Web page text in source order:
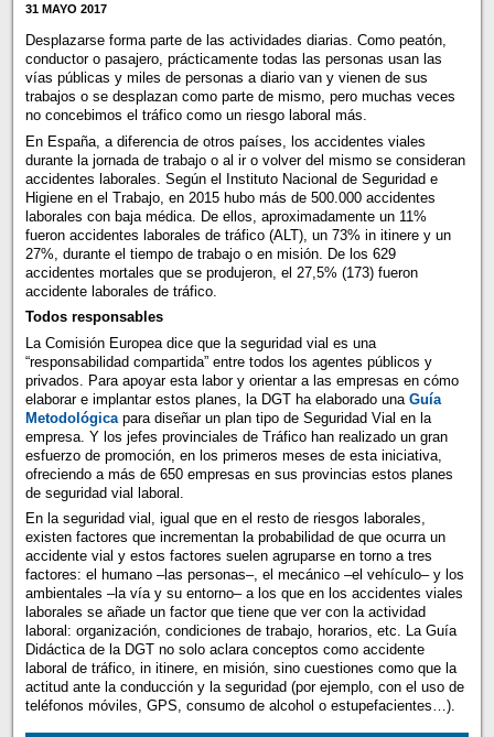
31 MAYO 2017
Desplazarse forma parte de las actividades diarias. Como peatón,
conductor o pasajero, prácticamente todas las personas usan las
vías públicas y miles de personas a diario van y vienen de sus
trabajos o se desplazan como parte de mismo, pero muchas veces
no concebimos el tráfico como un riesgo laboral más.
En España, a diferencia de otros países, los accidentes viales
durante la jornada de trabajo o al ir o volver del mismo se consideran
accidentes laborales. Según el Instituto Nacional de Seguridad e
Higiene en el Trabajo, en 2015 hubo más de 500.000 accidentes
laborales con baja médica. De ellos, aproximadamente un 11%
fueron accidentes laborales de tráfico (ALT), un 73% in itinere y un
27%, durante el tiempo de trabajo o en misión. De los 629
accidentes mortales que se produjeron, el 27,5% (173) fueron
accidente laborales de tráfico.
Todos responsables
La Comisión Europea dice que la seguridad vial es una
“responsabilidad compartida” entre todos los agentes públicos y
privados. Para apoyar esta labor y orientar a las empresas en cómo
elaborar e implantar estos planes, la DGT ha elaborado una Guía
Metodológicapara diseñar un plan tipo de Seguridad Vial en la
empresa. Y los jefes provinciales de Tráfico han realizado un gran
esfuerzo de promoción, en los primeros meses de esta iniciativa,
ofreciendo a más de 650 empresas en sus provincias estos planes
de seguridad vial laboral.
En la seguridad vial, igual que en el resto de riesgos laborales,
existen factores que incrementan la probabilidad de que ocurra un
accidente vial y estos factores suelen agruparse en torno a tres
factores: el humano –las personas–, el mecánico –el vehículo– y los
ambientales –la vía y su entorno– a los que en los accidentes viales
laborales se añade un factor que tiene que ver con la actividad
laboral: organización, condiciones de trabajo, horarios, etc. La Guía
Didáctica de la DGT no solo aclara conceptos como accidente
laboral de tráfico, in itinere, en misión, sino cuestiones como que la
actitud ante la conducción y la seguridad (por ejemplo, con el uso de
teléfonos móviles, GPS, consumo de alcohol o estupefacientes…).